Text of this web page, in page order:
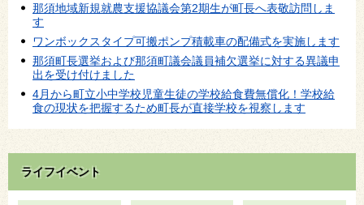
那須地域新規就農支援協議会第2期生が町長へ表敬訪問しま
す
ワンボックスタイプ可搬ポンプ積載車の配備式を実施します
那須町長選挙および那須町議会議員補欠選挙に対する異議申
出を受け付けました
4月から町立小中学校児童生徒の学校給食費無償化！学校給
食の現状を把握するため町長が直接学校を視察します
ライフイベント